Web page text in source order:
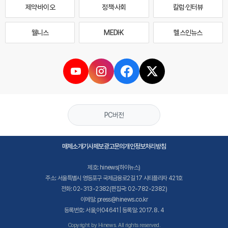
제약·바이오 정책·사회 칼럼·인터뷰
웰니스 MEDI·K 헬스인뉴스
PC버전
매체소개기사제보광고문의개인정보처리방침
제호: hinews(하이뉴스)
주소: 서울특별시 영등포구 국제금융로2길 17 시티플라자 421호
전화: 02-313-2382(편집국: 02-782-2382)
이메일: press@hinews.co.kr
등록번호: 서울,아04641 | 등록일: 2017. 8. 4
Copyright by Hinews. All rights reserved.